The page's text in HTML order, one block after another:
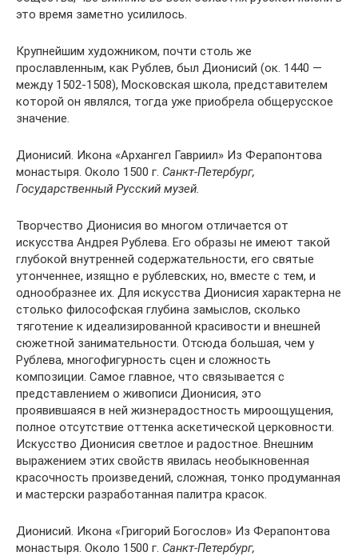
это время заметно усилилось.
Крупнейшим художником, почти столь же
прославленным, как Рублев, был Дионисий (ок. 1440 —
между 1502-1508), Московская школа, представителем
которой он являлся, тогда уже приобрела общерусское
значение.
Дионисий. Икона «Архангел Гавриил» Из Ферапонтова
монастыря. Около 1500 г. Санкт-Петербург,
Государственный Русский музей.
Творчество Дионисия во многом отличается от
искусства Андрея Рублева. Его образы не имеют такой
глубокой внутренней содержательности, его святые
утонченнее, изящно е рублевских, но, вместе с тем, и
однообразнее их. Для искусства Дионисия характерна не
столько философская глубина замыслов, сколько
тяготение к идеализированной красивости и внешней
сюжетной занимательности. Отсюда большая, чем у
Рублева, многофигурность сцен и сложность
композиции. Самое главное, что связывается с
представлением о живописи Дионисия, это
проявившаяся в ней жизнерадостность мироощущения,
полное отсутствие оттенка аскетической церковности.
Искусство Дионисия светлое и радостное. Внешним
выражением этих свойств явилась необыкновенная
красочность произведений, сложная, тонко продуманная
и мастерски разработанная палитра красок.
Дионисий. Икона «Григорий Богослов» Из Ферапонтова
монастыря. Около 1500 г. Санкт-Петербург,